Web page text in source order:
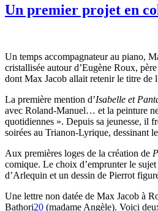
Un premier projet en
Un temps accompagnateur au piano,
cristallisée autour d’Eugène Roux,
dont Max Jacob allait retenir le titre de
La première mention d’Isabelle et
avec Roland-Manuel… et la peinture
quotidiennes ». Depuis sa jeunesse, il
soirées au Trianon-Lyrique, dessinant
Aux premières loges de la création de
comique. Le choix d’emprunter le sujet
d’Arlequin et un dessin de Pierrot
Une lettre non datée de Max Jacob à
Bathori20 (madame Angèle). Voici